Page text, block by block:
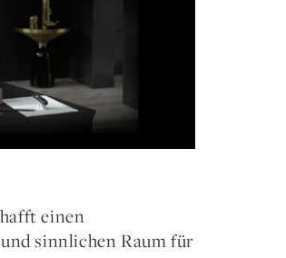
einen
sinnlichen Raum für